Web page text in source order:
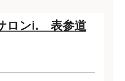
ロンi. 表参道